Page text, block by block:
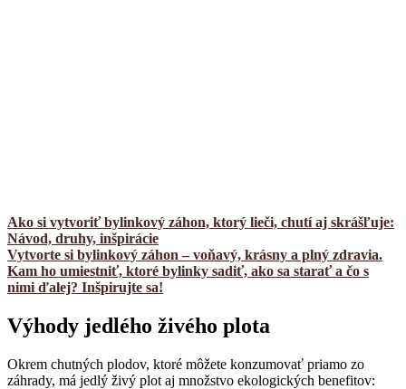
Ako si vytvoriť bylinkový záhon, ktorý lieči, chutí aj skrášľuje:
Návod, druhy, inšpirácie
Vytvorte si bylinkový záhon – voňavý, krásny a plný zdravia.
Kam ho umiestniť, ktoré bylinky sadiť, ako sa starať a čo s
nimi ďalej? Inšpirujte sa!
Výhody jedlého živého plota
Okrem chutných plodov, ktoré môžete konzumovať priamo zo
záhrady, má jedlý živý plot aj množstvo ekologických benefitov: